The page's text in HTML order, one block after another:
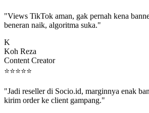
beneran naik, algoritma suka."
Koh Reza
Content Creator
⭐⭐⭐⭐⭐
kirim order ke client gampang."